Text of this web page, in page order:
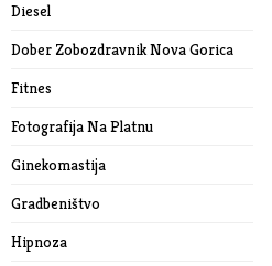
Diesel
Dober Zobozdravnik Nova Gorica
Fitnes
Fotografija Na Platnu
Ginekomastija
Gradbeništvo
Hipnoza